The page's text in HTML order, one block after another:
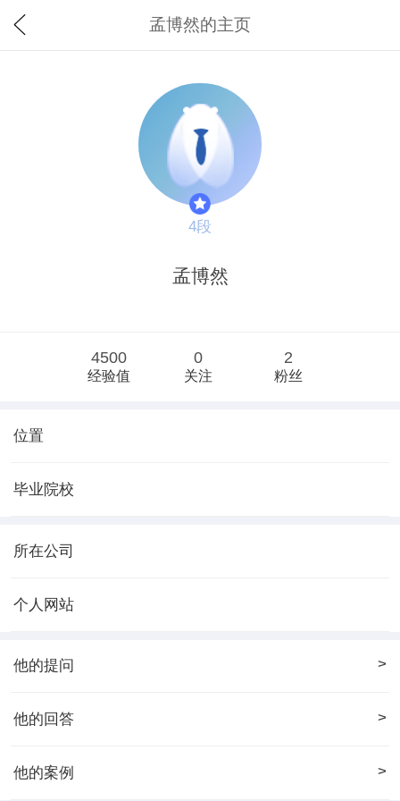
孟博然的主页
4段
孟博然
4500
经验值
0
关注
2
粉丝
位置
毕业院校
所在公司
个人网站
他的提问 >
他的回答 >
他的案例 >